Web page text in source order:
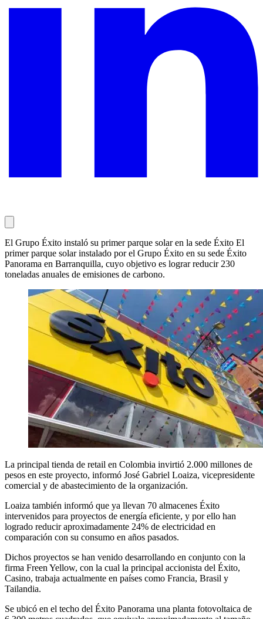
El Grupo Éxito instaló su primer parque solar en la sede Éxito El
primer parque solar instalado por el Grupo Éxito en su sede Éxito
Panorama en Barranquilla, cuyo objetivo es lograr reducir 230
toneladas anuales de emisiones de carbono.
La principal tienda de retail en Colombia invirtió 2.000 millones de
pesos en este proyecto, informó José Gabriel Loaiza, vicepresidente
comercial y de abastecimiento de la organización.
Loaiza también informó que ya llevan 70 almacenes Éxito
intervenidos para proyectos de energía eficiente, y por ello han
logrado reducir aproximadamente 24% de electricidad en
comparación con su consumo en años pasados.
Dichos proyectos se han venido desarrollando en conjunto con la
firma Freen Yellow, con la cual la principal accionista del Éxito,
Casino, trabaja actualmente en países como Francia, Brasil y
Tailandia.
Se ubicó en el techo del Éxito Panorama una planta fotovoltaica de